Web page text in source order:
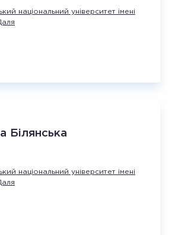
національний університет імені
Білянська
національний університет імені